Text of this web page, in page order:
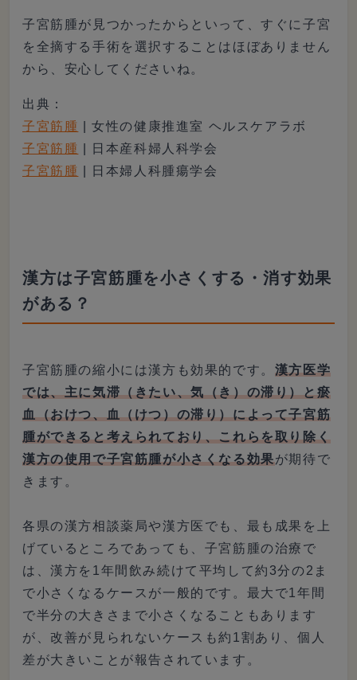
子宮筋腫が見つかったからといって、すぐに子宮
を全摘する手術を選択することはほぼありません
から、安心してくださいね。
出典：
子宮筋腫
| 女性の健康推進室 ヘルスケアラボ
子宮筋腫
| 日本産科婦人科学会
子宮筋腫
| 日本婦人科腫瘍学会
漢方は子宮筋腫を小さくする・消す効果
がある？
子宮筋腫の縮小には漢方も効果的です。 漢方医学
では、主に気滞（きたい、気（き）の滞り）と瘀
血（おけつ、血（けつ）の滞り）によって子宮筋
腫ができると考えられており、これらを取り除く
漢方の使用で子宮筋腫が小さくなる効果が期待で
きます。
各県の漢方相談薬局や漢方医でも、最も成果を上
げているところであっても、子宮筋腫の治療で
は、漢方を1年間飲み続けて平均して約3分の2ま
で小さくなるケースが一般的です。最大で1年間
で半分の大きさまで小さくなることもあります
が、改善が見られないケースも約1割あり、個人
差が大きいことが報告されています。